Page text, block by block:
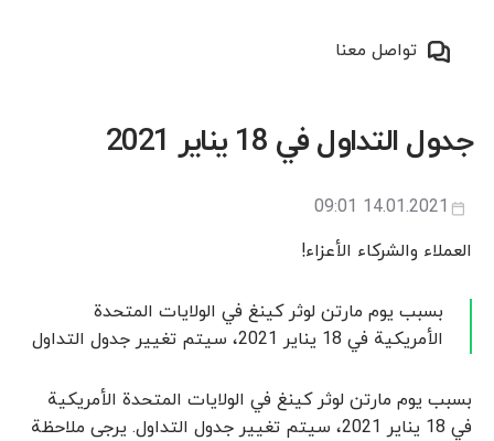
تواصل معنا
جدول التداول في 18 يناير 2021
14.01.2021 09:01
العملاء والشركاء الأعزاء!
بسبب يوم مارتن لوثر كينغ في الولايات المتحدة
الأمريكية في 18 يناير 2021، سيتم تغيير جدول التداول
بسبب يوم مارتن لوثر كينغ في الولايات المتحدة الأمريكية
في 18 يناير 2021، سيتم تغيير جدول التداول. يرجى ملاحظة